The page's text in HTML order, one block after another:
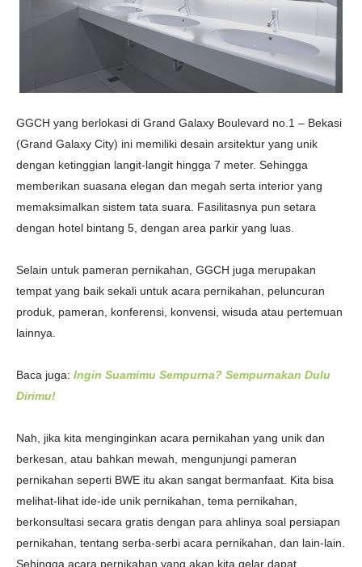
GGCH yang berlokasi di Grand Galaxy Boulevard no.1 – Bekasi
(Grand Galaxy City) ini memiliki desain arsitektur yang unik
dengan ketinggian langit-langit hingga 7 meter. Sehingga
memberikan suasana elegan dan megah serta interior yang
memaksimalkan sistem tata suara. Fasilitasnya pun setara
dengan hotel bintang 5, dengan area parkir yang luas.
Selain untuk pameran pernikahan, GGCH juga merupakan
tempat yang baik sekali untuk acara pernikahan, peluncuran
produk, pameran, konferensi, konvensi, wisuda atau pertemuan
lainnya.
Baca juga: Ingin Suamimu Sempurna? Sempurnakan Dulu
Dirimu!
Nah, jika kita menginginkan acara pernikahan yang unik dan
berkesan, atau bahkan mewah, mengunjungi pameran
pernikahan seperti BWE itu akan sangat bermanfaat. Kita bisa
melihat-lihat ide-ide unik pernikahan, tema pernikahan,
berkonsultasi secara gratis dengan para ahlinya soal persiapan
pernikahan, tentang serba-serbi acara pernikahan, dan lain-lain.
Sehingga acara pernikahan yang akan kita gelar dapat